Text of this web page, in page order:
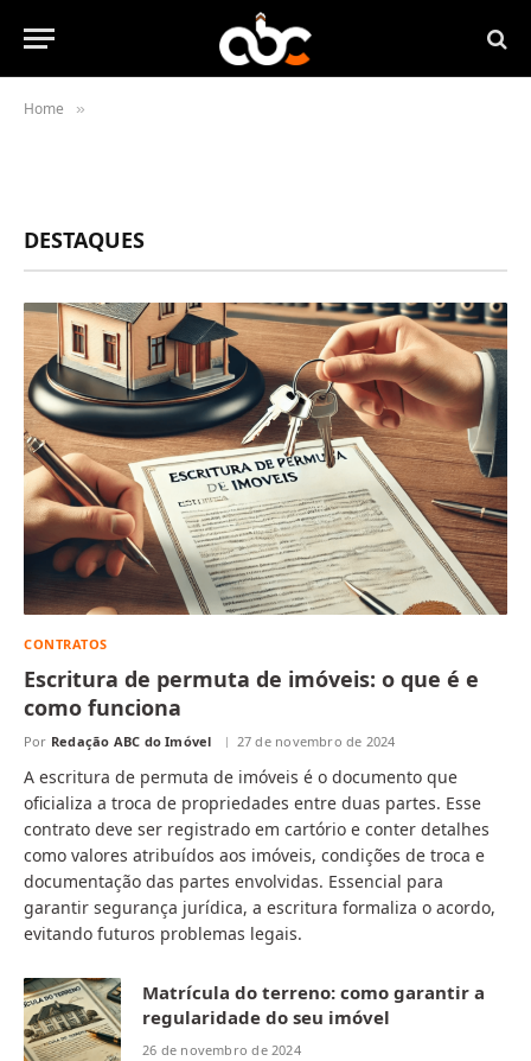
Home »
DESTAQUES
CONTRATOS
Escritura de permuta de imóveis: o que é e
como funciona
Por Redação ABC do Imóvel 27 de novembro de 2024
A escritura de permuta de imóveis é o documento que
oficializa a troca de propriedades entre duas partes. Esse
contrato deve ser registrado em cartório e conter detalhes
como valores atribuídos aos imóveis, condições de troca e
documentação das partes envolvidas. Essencial para
garantir segurança jurídica, a escritura formaliza o acordo,
evitando futuros problemas legais.
Matrícula do terreno: como garantir a
regularidade do seu imóvel
26 de novembro de 2024